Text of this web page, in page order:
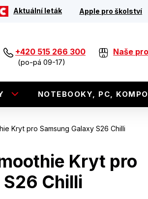
Aktuální leták Apple pro školství
+420 515 266 300
(po-pá 09-17)
Naše
NOTEBOOKY, PC,
Kryt pro Samsung Galaxy S26 Chilli
Kryt pro
Chilli